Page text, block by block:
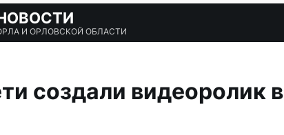
И ОРЛОВСКОЙ ОБЛАСТИ
создали видеоролик в